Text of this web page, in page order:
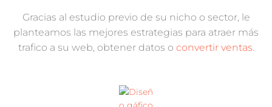
Gracias al estudio previo de su nicho o sector, le
planteamos las mejores estrategias para atraer más
trafico a su web, obtener datos o convertir ventas.